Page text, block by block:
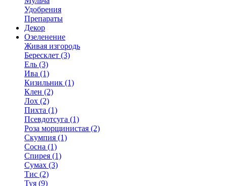
Удобрения
Препараты
Декор
Озеленение
Живая изгородь
Бересклет (3)
Ель (3)
Ива (1)
Кизильник (1)
Клен (2)
Лох (2)
Пихта (1)
Псевдотсуга (1)
Роза морщинистая (2)
Скумпия (1)
Сосна (1)
Спирея (1)
Сумах (3)
Тис (2)
Туя (9)